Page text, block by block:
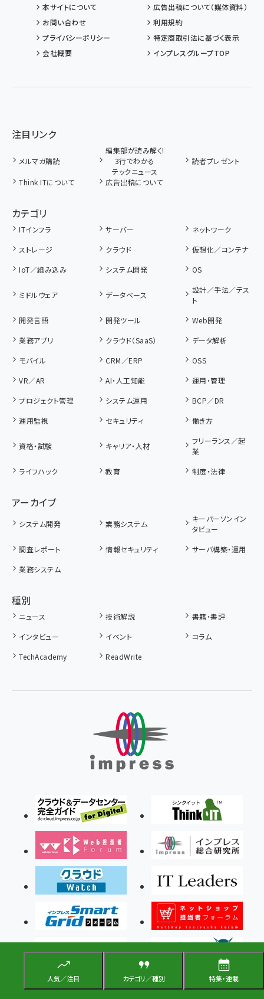
人気／注目 カテゴリ／種別 特集・連載
本サイトについて
広告出稿について（媒体資料）
お問い合わせ
利用規約
プライバシーポリシー
特定商取引法に基づく表示
会社概要
インプレスグループTOP
注目リンク
メルマガ購読
編集部が読み解く!
3行でわかる
テックニュース
読者プレゼント
Think ITについて 広告出稿について
カテゴリ
ITインフラ サーバー
ネットワーク
ストレージ
クラウド
仮想化／コンテナ
IoT／組み込み
システム開発 OS
ミドルウェア データベース
設計／手法／テス
ト
開発言語
開発ツール
Web開発
業務アプリ
クラウド（SaaS）
データ解析
モバイル
CRM／ERP
OSS
VR／AR
AI・人工知能
運用・管理
プロジェクト管理
システム運用
BCP／DR
運用監視
セキュリティ 働き方
資格・試験 キャリア・人材
フリーランス／起
業
ライフハック
教育 制度・法律
アーカイブ
システム開発 業務システム
キーパーソンイン
タビュー
調査レポート
情報セキュリティ
サーバ構築・運用
業務システム
種別
ニュース 技術解説
書籍・書評
インタビュー
イベント
コラム
TechAcademy
ReadWrite